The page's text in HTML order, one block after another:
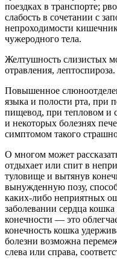
поездках в транспорте;
слабость в сочетании с
непроходимости
чужеродного тела.
Желтушность слизистых
отравления, лептоспироза.
Повышенное
языка и полости рта, при
пищевод, при тепловом и
и некоторых болезнях
симптомом такого
О многом может
отдыхает или спит в
туловище и вытянув
вынужденную позу,
каких-либо неприятных
заболевании сердца
конечности — это
конечность кошка
болезни возможна
слева или справа,